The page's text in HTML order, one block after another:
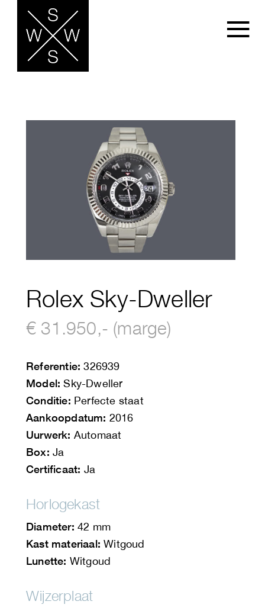
Rolex Sky-Dweller
€ 31.950,- (marge)
Referentie: 326939
Model: Sky-Dweller
Conditie: Perfecte staat
Aankoopdatum: 2016
Uurwerk: Automaat
Box: Ja
Certificaat: Ja
Horlogekast
Diameter: 42 mm
Kast materiaal: Witgoud
Lunette: Witgoud
Wijzerplaat